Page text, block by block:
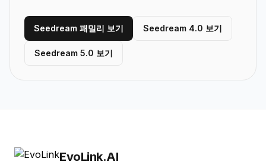
Seedream 패밀리 보기 Seedream 4.0 보기
Seedream 5.0 보기
EvoLink.AI